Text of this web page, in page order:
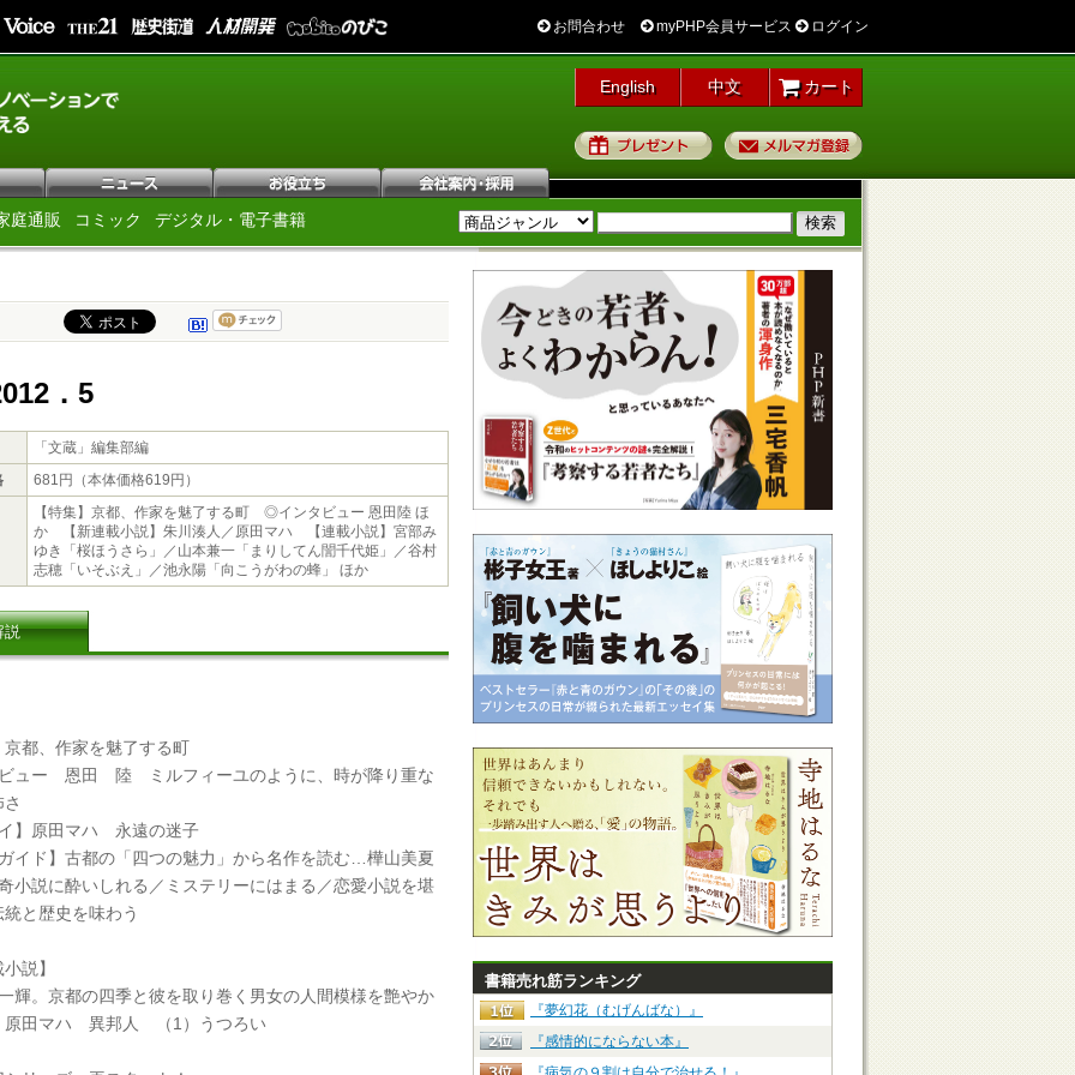
お問合わせ myPHP会員サービス ログイン
English 中文 カート
プレゼント
庭通販 コミック デジタル・電子書籍
．5
「文蔵」編集部編
681円（本体価格619円）
【特集】京都、作家を魅了する町 ◎インタビュー 恩田陸 ほ
か 【新連載小説】朱川湊人／原田マハ 【連載小説】宮部み
ゆき「桜ほうさら」／山本兼一「まりしてん誾千代姫」／谷村
志穂「いそぶえ」／池永陽「向こうがわの蜂」 ほか
説
都、作家を魅了する町
ュー 恩田 陸 ミルフィーユのように、時が降り重な
】原田マハ 永遠の迷子
イド】古都の「四つの魅力」から名作を読む…樺山美夏
小説に酔いしれる／ミステリーにはまる／恋愛小説を堪
と歴史を味わう
説】
輝。京都の四季と彼を取り巻く男女の人間模様を艶やか
田マハ 異邦人 （1）うつろい
書籍売れ筋ランキング
『夢幻花（むげんばな）』
『感情的にならない本』